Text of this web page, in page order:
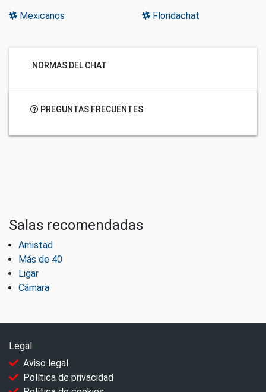
Mexicanos Floridachat
NORMAS DEL CHAT
PREGUNTAS FRECUENTES
Salas recomendadas
Amistad
Más de 40
Ligar
Cámara
Legal
Aviso legal
Política de privacidad